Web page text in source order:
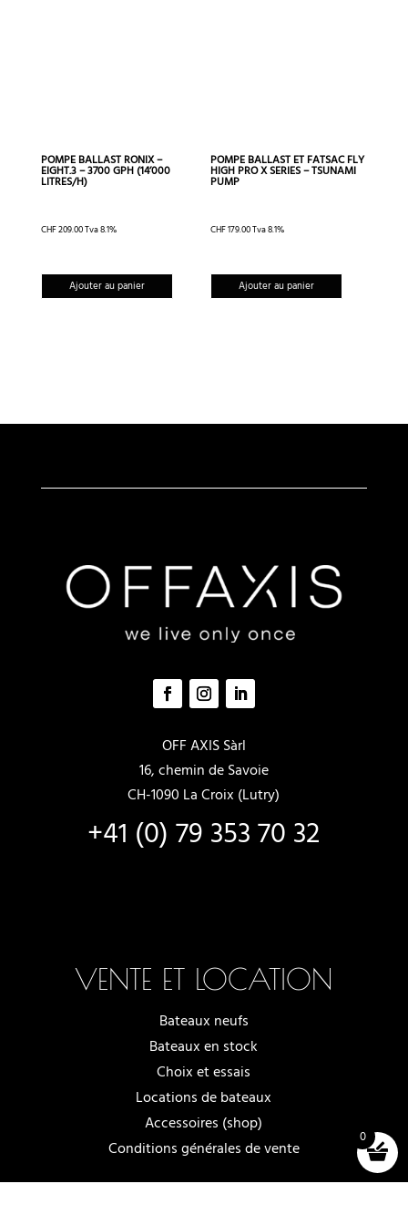
POMPE BALLAST RONIX –
EIGHT.3 – 3700 GPH (14’000
LITRES/H)
CHF209.00Tva 8.1%
Ajouter au panier
POMPE BALLAST ET FATSAC FLY
HIGH PRO X SERIES – TSUNAMI
PUMP
CHF179.00Tva 8.1%
Ajouter au panier
OFF AXIS Sàrl
16, chemin de Savoie
CH-1090 La Croix (Lutry)
+41 (0) 79 353 70 32
VENTE ET LOCATION
Bateaux neufs
Bateaux en stock
Choix et essais
Locations de bateaux
Accessoires (shop)
Conditions générales de vente
0